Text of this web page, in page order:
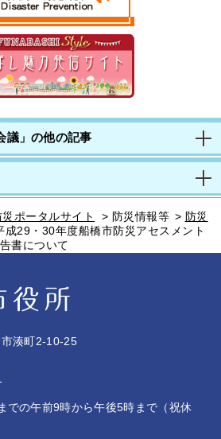
議」の他の記事
災ポータルサイト > 防災情報等 > 防災
成29・30年度船橋市防災アセスメント
書について
湊町2-10-25
での午前9時から午後5時まで（祝休